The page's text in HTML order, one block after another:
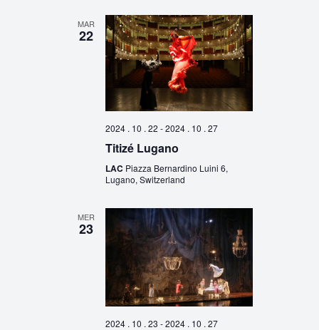
MAR
22
2024 . 10 . 22 -2024 . 10 . 27
Titizé Lugano
LAC Piazza Bernardino Luini 6,
Lugano, Switzerland
MER
23
2024 . 10 . 23 -2024 . 10 . 27